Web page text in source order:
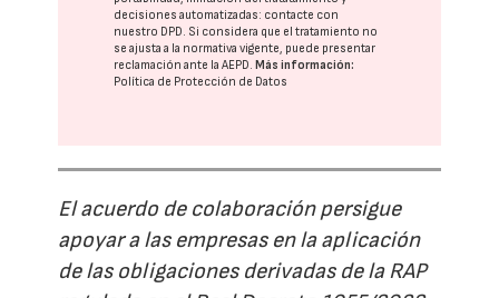
decisiones automatizadas: contacte con
nuestro DPD. Si considera que el tratamiento no
se ajusta a la normativa vigente, puede presentar
reclamación ante laAEPD. Más información:
Política de Protección de Datos
El acuerdo de colaboración persigue
apoyar a las empresas en la aplicación
de las obligaciones derivadas de la RAP